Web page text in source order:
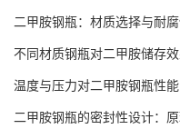
二甲胺钢瓶：材质选择与耐
不同材质钢瓶对二甲胺储存
温度与压力对二甲胺钢瓶性
二甲胺钢瓶的密封性设计：